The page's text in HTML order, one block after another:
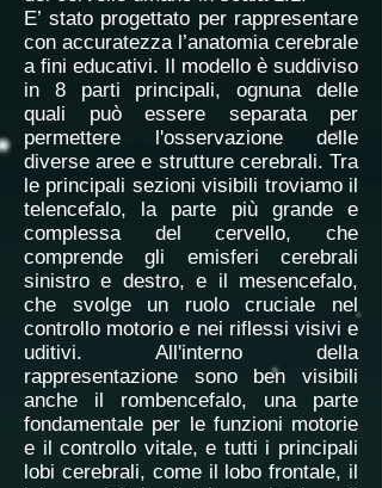
E’ stato progettato per rappresentare
con accuratezza l’anatomia cerebrale
a fini educativi. Il modello è suddiviso
in 8 parti principali, ognuna delle
quali può essere separata per
permettere l'osservazione delle
diverse aree e strutture cerebrali. Tra
le principali sezioni visibili troviamo il
telencefalo, la parte più grande e
complessa del cervello, che
comprende gli emisferi cerebrali
sinistro e destro, e il mesencefalo,
che svolge un ruolo cruciale nel
controllo motorio e nei riflessi visivi e
uditivi. All'interno della
rappresentazione sono ben visibili
anche il rombencefalo, una parte
fondamentale per le funzioni motorie
e il controllo vitale, e tutti i principali
lobi cerebrali, come il lobo frontale, il